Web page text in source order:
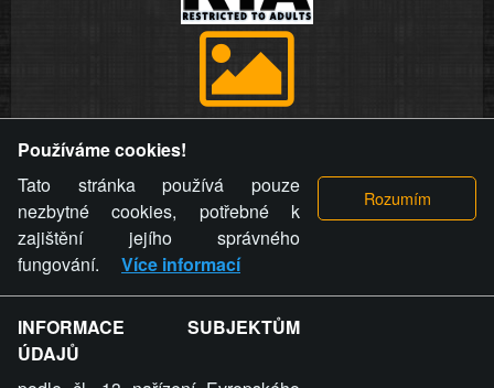
videa a komentáře. Osoba, které se toto opatření provozovatele
stránky týče, ani osoba, která umístila fotografii nebo video na
stránku, nemůže z důvodu odstranění fotografie, videa nebo
komentáře pro výše uvedenou okolnost uplatnit vůči
provozovateli stránky žádný nárok na náhradu škody nebo
nemajetkové újmy.
ZVRÁCENÝ.CZ - Svět není zvrácenej. To jen
ty lidi...
Používáme cookies!
Tato stránka používá pouze
nezbytné cookies, potřebné k
zajištění jejího správného
fungování.
Více informací
INFORMACE SUBJEKTŮM
ÚDAJŮ